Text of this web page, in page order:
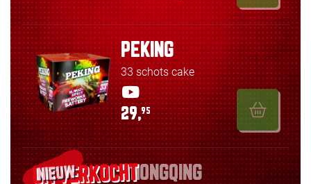
PEKING
33 schots cake
29,95
NIEUW CHONGQING